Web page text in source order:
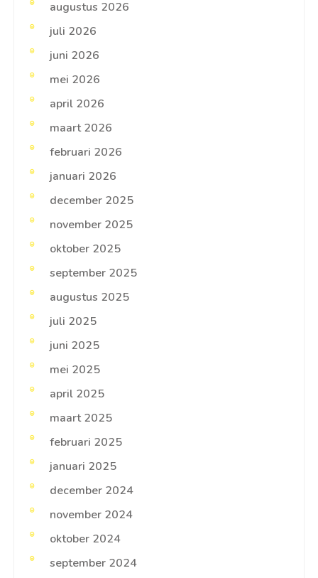
augustus 2026
juli 2026
juni 2026
mei 2026
april 2026
maart 2026
februari 2026
januari 2026
december 2025
november 2025
oktober 2025
september 2025
augustus 2025
juli 2025
juni 2025
mei 2025
april 2025
maart 2025
februari 2025
januari 2025
december 2024
november 2024
oktober 2024
september 2024